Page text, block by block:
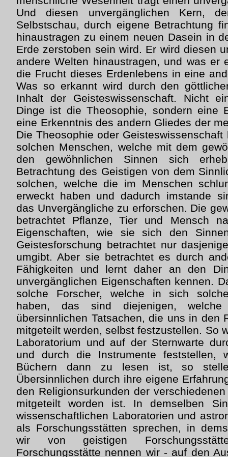
Und diesen unvergänglichen Kern,
Selbstschau, durch eigene Betrachtung
hinaustragen zu einem neuen Dasein in
Erde zerstoben sein wird. Er wird diesen
andere Welten hinaustragen, und was er
die Frucht dieses Erdenlebens in eine
Was so erkannt wird durch den
Inhalt der Geisteswissenschaft. Nicht
Dinge ist die Theosophie, sondern eine
eine Erkenntnis des andern Gliedes der
Die Theosophie oder
solchen Menschen, welche mit dem
den gewöhnlichen Sinnen sich
Betrachtung des Geistigen von dem
solchen, welche die im Menschen
erweckt haben und dadurch imstande
das Unvergängliche zu erforschen. Die
betrachtet Pflanze, Tier und Mensch
Eigenschaften, wie sie sich den
Geistesforschung betrachtet nur
umgibt. Aber sie betrachtet es durch
Fähigkeiten und lernt daher an den
unvergänglichen Eigenschaften kennen.
solche Forscher, welche in sich
haben, das sind diejenigen,
übersinnlichen Tatsachen, die uns in den
mitgeteilt werden, selbst festzustellen. So
Laboratorium und auf der Sternwarte
und durch die Instrumente feststellen,
Büchern dann zu lesen ist, so
Übersinnlichen durch ihre eigene
den Religionsurkunden der
mitgeteilt worden ist. In demselben
wissenschaftlichen Laboratorien und
als Forschungsstätten sprechen, in
wir von geistigen
Forschungsstätte nennen wir - auf den